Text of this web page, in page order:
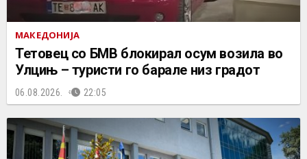
МАКЕДОНИЈА
Тетовец со БМВ блокирал осум возила во
Улцињ – туристи го барале низ градот
06.08.2026. 22:05